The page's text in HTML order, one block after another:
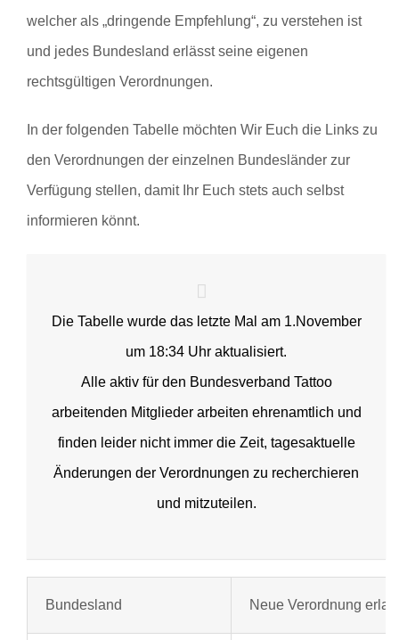
welcher als „dringende Empfehlung“, zu verstehen ist
und jedes Bundesland erlässt seine eigenen
rechtsgültigen Verordnungen.
In der folgenden Tabelle möchten Wir Euch die Links zu
den Verordnungen der einzelnen Bundesländer zur
Verfügung stellen, damit Ihr Euch stets auch selbst
informieren könnt.
Die Tabelle wurde das letzte Mal am 1.November
um 18:34 Uhr aktualisiert.
Alle aktiv für den Bundesverband Tattoo
arbeitenden Mitglieder arbeiten ehrenamtlich und
finden leider nicht immer die Zeit, tagesaktuelle
Änderungen der Verordnungen zu recherchieren
und mitzuteilen.
Bundesland Neue Verordnung